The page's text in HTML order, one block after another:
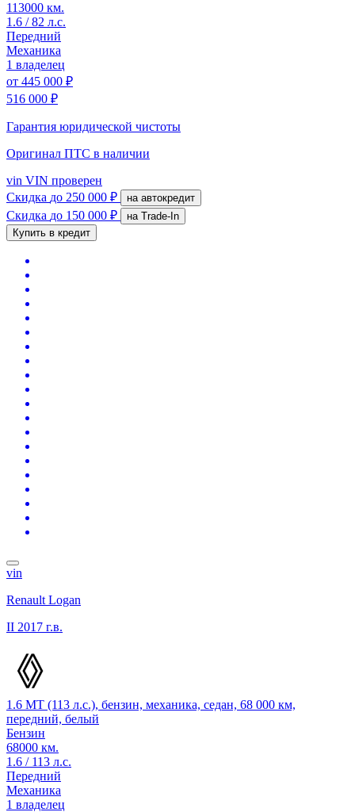
113000 км.
1.6 / 82 л.с.
Передний
Механика
1 владелец
от 445 000 ₽
516 000 ₽
Гарантия юридической чистоты
Оригинал ПТС в наличии
vin VIN проверен
Скидка до 250 000 ₽ на автокредит
Скидка до 150 000 ₽
на Trade-In
Купить в кредит
vin
Renault Logan
II 2017 г.в.
1.6 MT (113 л.с.), бензин, механика, седан, 68 000 км,
передний, белый
Бензин
68000 км.
1.6 / 113 л.с.
Передний
Механика
1 владелец